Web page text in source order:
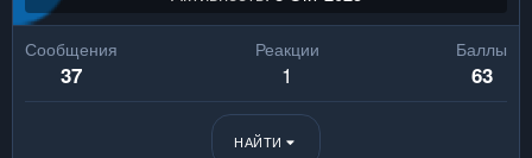
Сообщения
37
Реакции
1
Баллы
63
НАЙТИ